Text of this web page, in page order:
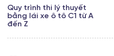
Quy trình thi lý thuyết
bằng lái xe ô tô C1 từ A
đến Z